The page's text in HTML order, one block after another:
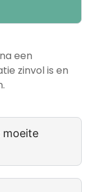
een
zinvol is en
moeite